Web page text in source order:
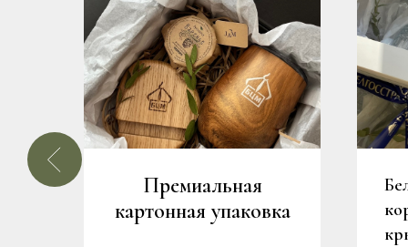
Премиальная
картонная упаковка